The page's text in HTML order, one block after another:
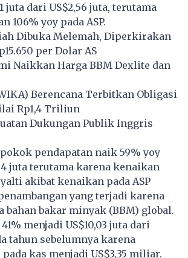
juta dari US$2,56 juta, terutama
106% yoy pada ASP.
Dibuka Melemah, Diperkirakan
per Dolar AS
Naikkan Harga BBM Dexlite dan
Berencana Terbitkan Obligasi
Rp1,4 Triliun
Dukungan Publik Inggris
pokok pendapatan naik 59% yoy
juta terutama karena kenaikan
akibat kenaikan pada ASP
yang terjadi karena
bahan bakar minyak (BBM) global.
menjadi US$10,03 juta dari
tahun sebelumnya karena
kas menjadi US$3,35 miliar.